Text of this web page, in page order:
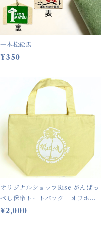
一本松絵馬
¥350
オリジナルショップRise がんばっ
ぺし保冷トートバック オフホワ
イト
¥2,000